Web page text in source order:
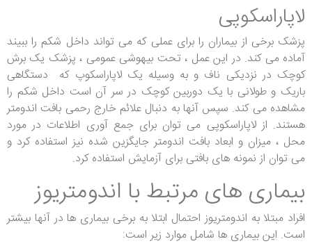
لاپاراسکوپی
پزشک برخی از بیماران را برای عملی که می تواند داخل شکم را ببیند
آماده می کند. در این عمل ، تحت بیهوشی عمومی ، پزشک یک برش
کوچک در نزدیکی ناف و به وسیله یک لاپاراسکوپ که دستگاهی
باریک و طولانی با یک دوربین کوچک در سر آن است داخل شکم را
مشاهده می کند. سپس آنها به دنبال علائم خارج رحمی بافت اندومتر
هستند. از لاپاراسکوپی می توان برای جمع آوری اطلاعات در مورد
محل ، میزان و ابعاد بافت اندومتر جایگزین شده نیز استفاده کرد و
می توان از نمونه های بافتی برای آزمایش استفاده کرد.
بیماری های مرتبط با اندومتریوز
افراد مبتلا به اندومتریوز احتمال ابتلا به برخی بیماری ها در آنها بیشتر
است. این بیماری ها شامل موارد زیر است: